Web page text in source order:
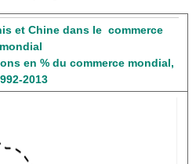
et Chine dans le commerce
mondial
en % du commerce mondial,
2013